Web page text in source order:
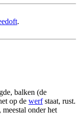
.
balken (de
op de werfstaat, rust.
onder het